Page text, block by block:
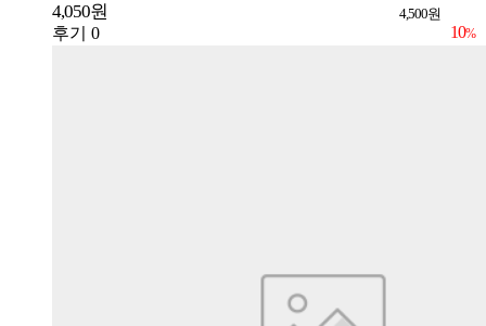
4,050원 4,500원
10%
후기 0